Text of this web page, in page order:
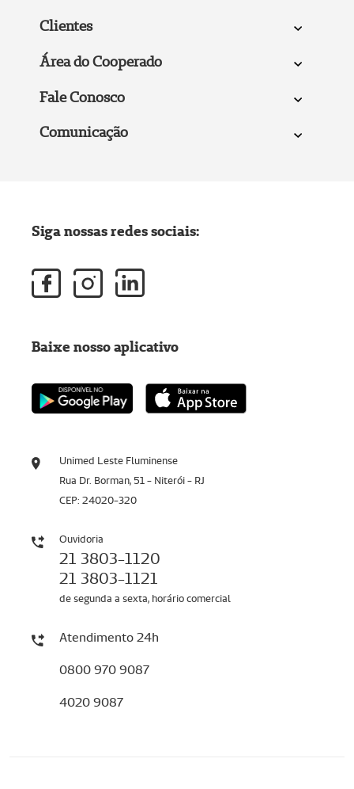
Clientes
Área do Cooperado
Fale Conosco
Comunicação
Unimed Leste Fluminense
Rua Dr. Borman, 51 - Niterói - RJ
CEP: 24020-320
Ouvidoria
21 3803-1120
21 3803-1121
de segunda a sexta, horário comercial
Atendimento 24h
0800 970 9087
4020 9087
Siga nossas redes sociais:
Baixe nosso aplicativo